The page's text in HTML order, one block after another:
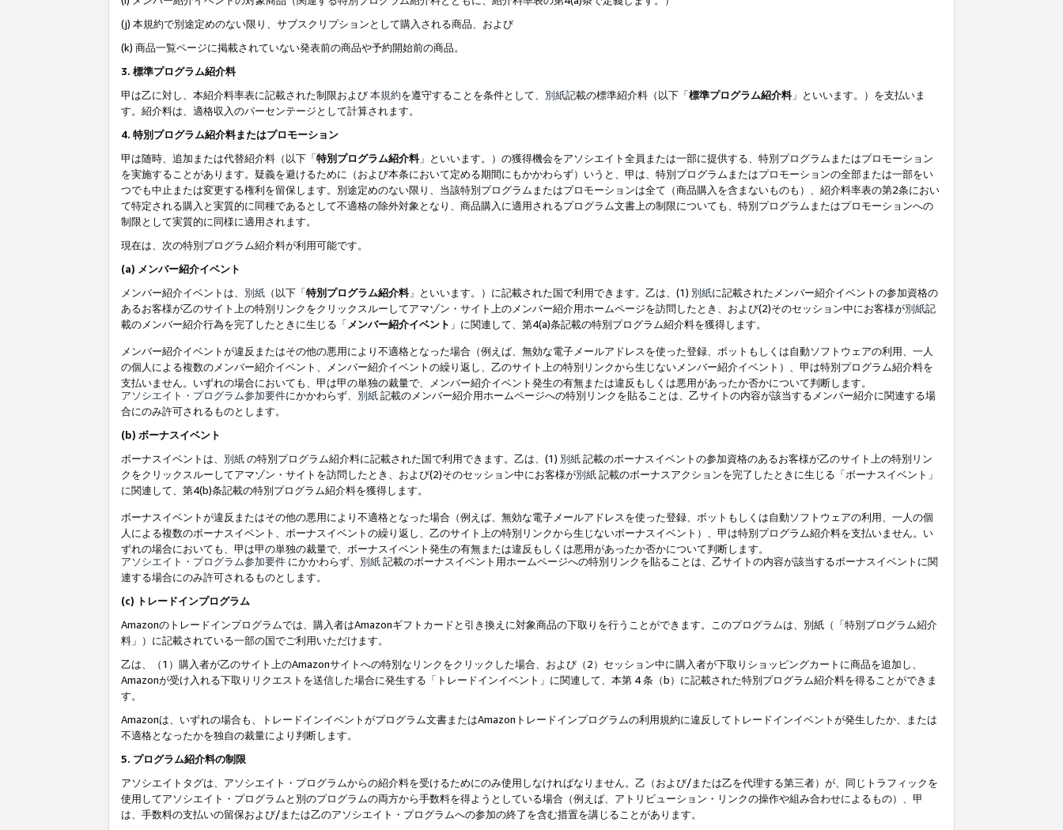
(j) 本規約で別途定めのない限り、サブスクリプションとして購入される商品、および
(k) 商品一覧ページに掲載されていない発表前の商品や予約開始前の商品。
3. 標準プログラム紹介料
甲は乙に対し、本紹介料率表に記載された制限および本規約を遵守することを条件として、 別紙記載の標準紹介料（以下「標準プログラム紹介料」といいます。）を支払いま
す。紹介料は、適格収入のパーセンテージとして計算されます。
4. 特別プログラム紹介料またはプロモーション
甲は随時、追加または代替紹介料（以下「特別プログラム紹介料」といいます。）の獲得機会をアソシエイト全員または一部に提供する、特別プログラムまたはプロモーション
を実施することがあります。疑義を避けるために（および本条において定める期間にもかかわらず）いうと、甲は、特別プログラムまたはプロモーションの全部または一部をい
つでも中止または変更する権利を留保します。別途定めのない限り、当該特別プログラムまたはプロモーションは全て（商品購入を含まないものも）、紹介料率表の第2条におい
て特定される購入と実質的に同種であるとして不適格の除外対象となり、商品購入に適用されるプログラム文書上の制限についても、特別プログラムまたはプロモーションへの
制限として実質的に同様に適用されます。
現在は、次の特別プログラム紹介料が利用可能です。
(a) メンバー紹介イベント
メンバー紹介イベントは、 別紙 （以下「特別プログラム紹介料」といいます。）に記載された国で利用できます。乙は、(1) 別紙に記載されたメンバー紹介イベントの参加資格の
あるお客様が乙のサイト上の特別リンクをクリックスルーしてアマゾン・サイト上のメンバー紹介用ホームページを訪問したとき、および(2)そのセッション中にお客様が別紙記
載のメンバー紹介行為を完了したときに生じる「 メンバー紹介イベント 」に関連して、第4(a)条記載の特別プログラム紹介料を獲得します。
メンバー紹介イベントが違反またはその他の悪用により不適格となった場合（例えば、無効な電子メールアドレスを使った登録、ボットもしくは自動ソフトウェアの利用、一人
の個人による複数のメンバー紹介イベント、メンバー紹介イベントの繰り返し、乙のサイト上の特別リンクから生じないメンバー紹介イベント）、甲は特別プログラム紹介料を
支払いません。いずれの場合においても、甲は甲の単独の裁量で、メンバー紹介イベント発生の有無または違反もしくは悪用があったか否かについて判断します。
アソシエイト・プログラム参加要件にかかわらず、 別紙記載のメンバー紹介用ホームページへの特別リンクを貼ることは、乙サイトの内容が該当するメンバー紹介に関連する場
合にのみ許可されるものとします。
(b) ボーナスイベント
ボーナスイベントは、 別紙の特別プログラム紹介料に記載された国で利用できます。乙は、(1) 別紙記載のボーナスイベントの参加資格のあるお客様が乙のサイト上の特別リン
クをクリックスルーしてアマゾン・サイトを訪問したとき、および(2)そのセッション中にお客様が別紙記載のボーナスアクションを完了したときに生じる「ボーナスイベント」
に関連して、第4(b)条記載の特別プログラム紹介料を獲得します。
ボーナスイベントが違反またはその他の悪用により不適格となった場合（例えば、無効な電子メールアドレスを使った登録、ボットもしくは自動ソフトウェアの利用、一人の個
人による複数のボーナスイベント、ボーナスイベントの繰り返し、乙のサイト上の特別リンクから生じないボーナスイベント）、甲は特別プログラム紹介料を支払いません。い
ずれの場合においても、甲は甲の単独の裁量で、ボーナスイベント発生の有無または違反もしくは悪用があったか否かについて判断します。
アソシエイト・プログラム参加要件 にかかわらず、 別紙記載のボーナスイベント用ホームページへの特別リンクを貼ることは、乙サイトの内容が該当するボーナスイベントに関
連する場合にのみ許可されるものとします。
(c) トレードインプログラム
Amazonのトレードインプログラムでは、購入者はAmazonギフトカードと引き換えに対象商品の下取りを行うことができます。このプログラムは、別紙（「特別プログラム紹介
料」）に記載されている一部の国でご利用いただけます。
乙は、（1）購入者が乙のサイト上のAmazonサイトへの特別なリンクをクリックした場合、および（2）セッション中に購入者が下取りショッピングカートに商品を追加し、
Amazonが受け入れる下取りリクエストを送信した場合に発生する「トレードインイベント」に関連して、本第 4 条（b）に記載された特別プログラム紹介料を得ることができま
す。
Amazonは、いずれの場合も、トレードインイベントがプログラム文書またはAmazonトレードインプログラムの利用規約に違反してトレードインイベントが発生したか、または
不適格となったかを独自の裁量により判断します。
5. プログラム紹介料の制限
アソシエイトタグは、アソシエイト・プログラムからの紹介料を受けるためにのみ使用しなければなりません。乙（および/または乙を代理する第三者）が、同じトラフィックを
使用してアソシエイト・プログラムと別のプログラムの両方から手数料を得ようとしている場合（例えば、アトリビューション・リンクの操作や組み合わせによるもの）、甲
は、手数料の支払いの留保および/または乙のアソシエイト・プログラムへの参加の終了を含む措置を講じることがあります。